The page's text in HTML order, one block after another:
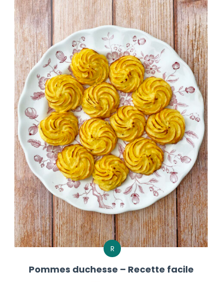
R
Pommes duchesse – Recette facile